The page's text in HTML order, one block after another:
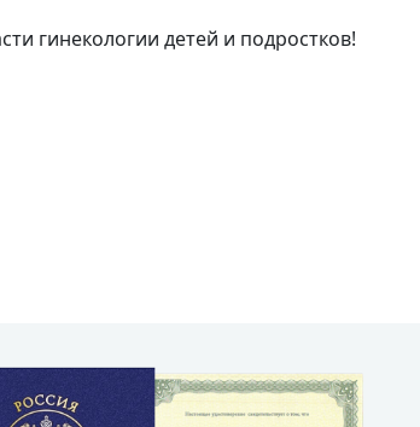
гинекологии детей и подростков!